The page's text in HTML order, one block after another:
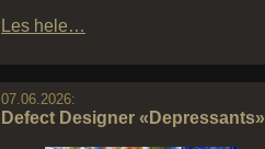
Les hele…
07.06.2026:
Defect Designer «Depressants»